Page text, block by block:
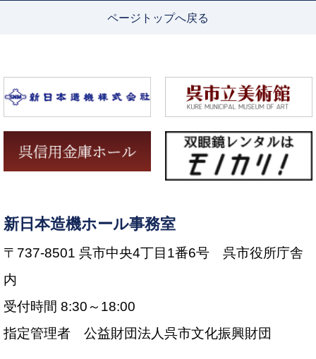
ページトップへ戻る
新日本造機ホール事務室
〒737-8501 呉市中央4丁目1番6号 呉市役所庁舎
内
受付時間 8:30～18:00
指定管理者 公益財団法人呉市文化振興財団